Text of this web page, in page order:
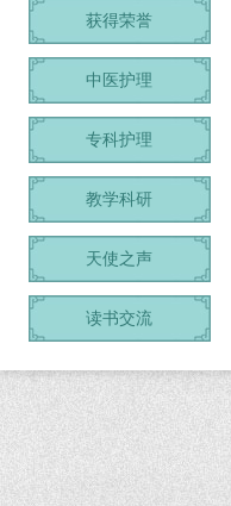
获得荣誉
中医护理
专科护理
教学科研
天使之声
读书交流